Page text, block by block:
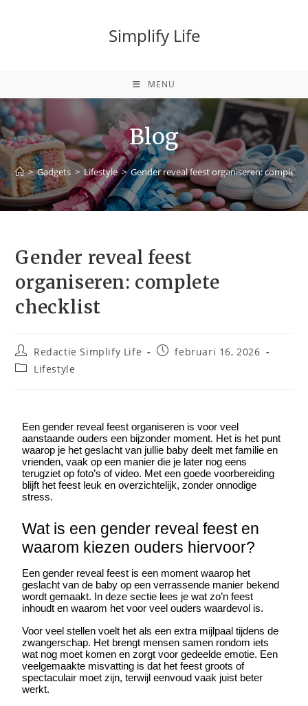
Simplify Life
MENU
Blog
> Gadgets > Lifestyle > Gender reveal feest organiseren: complete
Gender reveal feest
organiseren: complete
checklist
Redactie Simplify Life
februari 16, 2026
Lifestyle
Een gender reveal feest organiseren is voor veel
aanstaande ouders een bijzonder moment. Het is het punt
waarop je het geslacht van jullie baby deelt met familie en
vrienden, vaak op een manier die je later nog eens
terugziet op foto’s of video. Met een goede voorbereiding
blijft het feest leuk en overzichtelijk, zonder onnodige
stress.
Wat is een gender reveal feest en
waarom kiezen ouders hiervoor?
Een gender reveal feest is een moment waarop het
geslacht van de baby op een verrassende manier bekend
wordt gemaakt. In deze sectie lees je wat zo’n feest
inhoudt en waarom het voor veel ouders waardevol is.
Voor veel stellen voelt het als een extra mijlpaal tijdens de
zwangerschap. Het brengt mensen samen rondom iets
wat nog moet komen en zorgt voor gedeelde emotie. Een
veelgemaakte misvatting is dat het feest groots of
spectaculair moet zijn, terwijl eenvoud vaak juist beter
werkt.